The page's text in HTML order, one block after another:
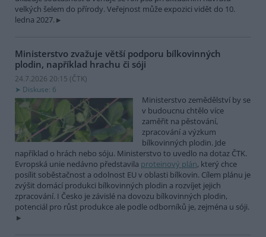
velkých šelem do přírody. Veřejnost může expozici vidět do 10.
ledna 2027.
Ministerstvo zvažuje větší podporu bílkovinných
plodin, například hrachu či sóji
24.7.2026 20:15 (ČTK)
Diskuse: 6
Ministerstvo zemědělství by se
v budoucnu chtělo více
zaměřit na pěstování,
zpracování a výzkum
bílkovinných plodin. Jde
například o hrách nebo sóju. Ministerstvo to uvedlo na dotaz ČTK.
Evropská unie nedávno představila proteinový plán, který chce
posílit soběstačnost a odolnost EU v oblasti bílkovin. Cílem plánu je
zvýšit domácí produkci bílkovinných plodin a rozvíjet jejich
zpracování. I Česko je závislé na dovozu bílkovinných plodin,
potenciál pro růst produkce ale podle odborníků je, zejména u sóji.